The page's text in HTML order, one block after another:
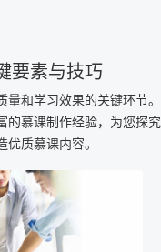
要素与技巧
和学习效果的关键环节。
的慕课制作经验，为您探究
质慕课内容。